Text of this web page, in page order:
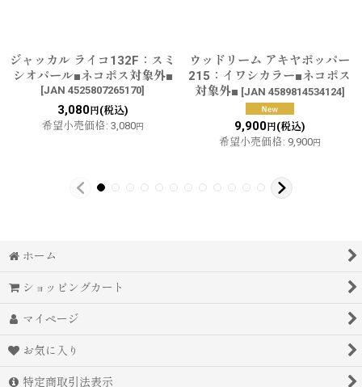
ジャッカル ライコ132F：スミ
シオパール■ネコポス対象外■
[JAN 4525807265170]
3,080円(税込)
希望小売価格: 3,080円
ウッドリーム アキヤポッパー
215：イワシカラー■ネコポス
対象外■ [JAN 4589814534124]
9,900円(税込)
希望小売価格: 9,900円
ホーム
ショッピングカート
マイページ
お気に入り
特定商取引法表示